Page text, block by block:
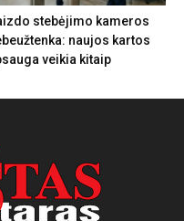
stebėjimo kameros
naujos kartos
veikia kitaip